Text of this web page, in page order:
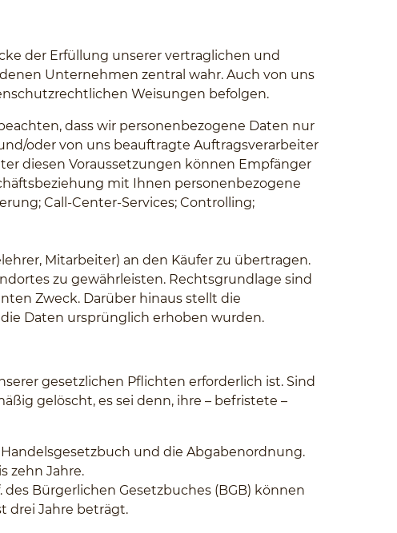
der Erfüllung unserer vertraglichen und
Unternehmen zentral wahr. Auch von uns
Weisungen befolgen.
dass wir personenbezogene Daten nur
oder von uns beauftragte Auftragsverarbeiter
diesen Voraussetzungen können Empfänger
mit Ihnen personenbezogene
Call-Center-Services; Controlling;
Mitarbeiter) an den Käufer zu übertragen.
zu gewährleisten. Rechtsgrundlage sind
Zweck. Darüber hinaus stellt die
Daten ursprünglich erhoben wurden.
gesetzlichen Pflichten erforderlich ist. Sind
gelöscht, es sei denn, ihre – befristete –
und die Abgabenordnung.
zehn Jahre.
Bürgerlichen Gesetzbuches (BGB) können
drei Jahre beträgt.